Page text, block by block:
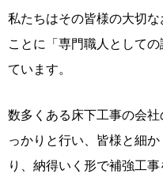
私たちはその皆様の大切
ことに「専門職人として
ています。
数多くある床下工事の会
っかりと行い、皆様と細
り、納得いく形で補強工